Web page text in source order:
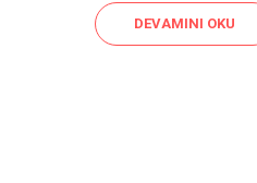
DEVAMINI OKU